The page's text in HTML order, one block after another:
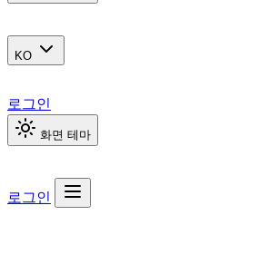
KO
로그인
화면 테마
로그인